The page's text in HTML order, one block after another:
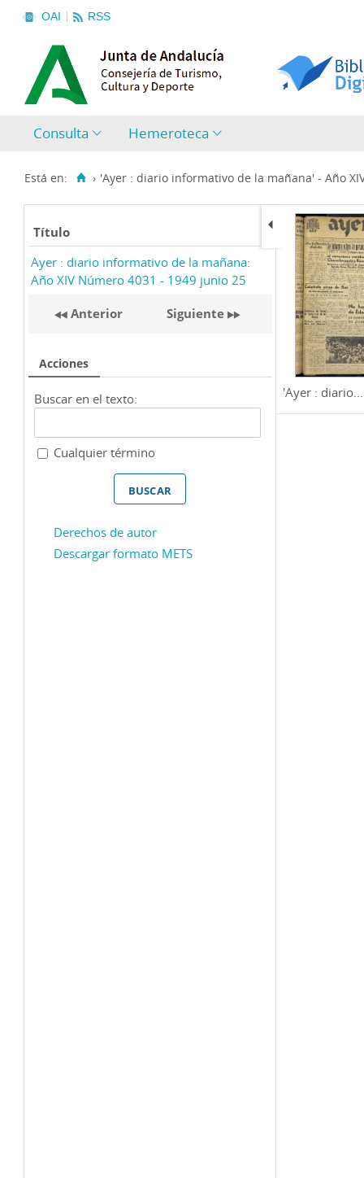
OAI RSS
Consulta Hemeroteca
Está en: › 'Ayer : diario informativo de la mañana' - Año
Título
Ayer : diario informativo de la mañana:
Año XIV Número 4031 - 1949 junio 25
Anterior Siguiente
Acciones
Buscar en el texto:
Cualquier término
Derechos de autor
Descargar formato METS
'Ayer : diario...